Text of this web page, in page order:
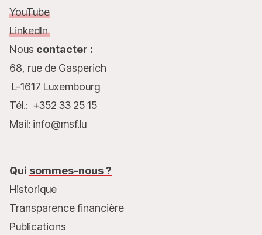
YouTube
LinkedIn
Nous contacter :
68, rue de Gasperich
L-1617 Luxembourg
Tél.: +352 33 25 15
Mail: info@msf.lu
Qui sommes-nous ?
Historique
Transparence financière
Publications